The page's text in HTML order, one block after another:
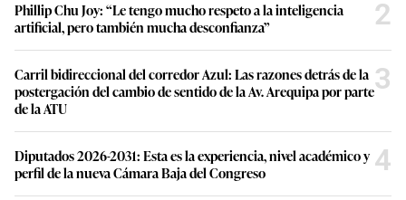
Phillip Chu Joy: “Le tengo mucho respeto a la inteligencia
artificial, pero también mucha desconfianza”
2
Carril bidireccional del corredor Azul: Las razones detrás de la
postergación del cambio de sentido de la Av. Arequipa por parte
de la ATU
3
Diputados 2026-2031: Esta es la experiencia, nivel académico y
perfil de la nueva Cámara Baja del Congreso
4